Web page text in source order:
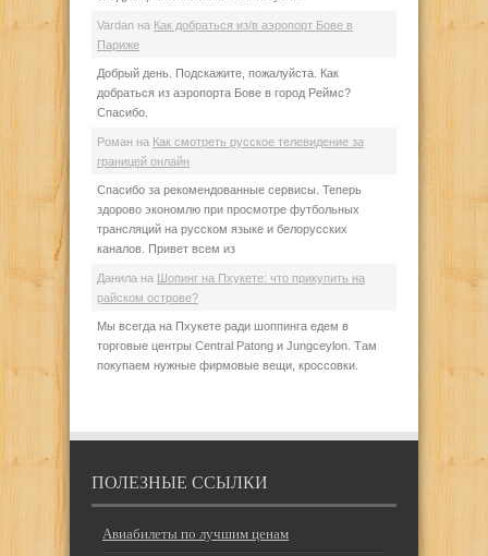
Vardan на Как добраться из/в аэропорт Бове в
Париже
Добрый день. Подскажите, пожалуйста. Как
добраться из аэропорта Бове в город Реймс?
Спасибо.
Роман на Как смотреть русское телевидение за
границей онлайн
Спасибо за рекомендованные сервисы. Теперь
здорово экономлю при просмотре футбольных
трансляций на русском языке и белорусских
каналов. Привет всем из
Данила на Шопинг на Пхукете: что прикупить на
райском острове?
Мы всегда на Пхукете ради шоппинга едем в
торговые центры Central Patong и Jungceylon. Там
покупаем нужные фирмовые вещи, кроссовки.
ПОЛЕЗНЫЕ ССЫЛКИ
Авиабилеты по лучшим ценам